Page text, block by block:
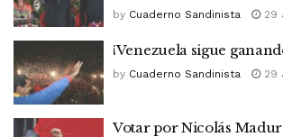
by Cuaderno Sandinista 29
¡Venezuela sigue
by Cuaderno Sandinista 29
Votar por Nicolás